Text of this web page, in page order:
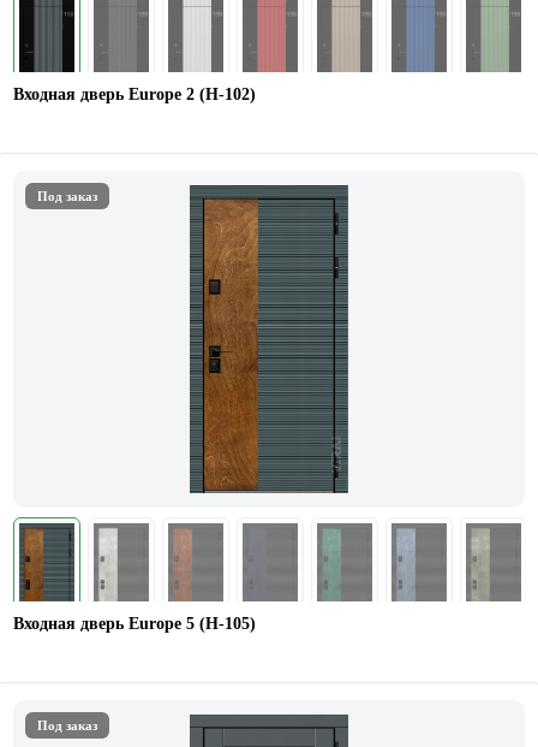
Входная дверь Europe 2 (Н-102)
Под заказ
Входная дверь Europe 5 (H-105)
Под заказ